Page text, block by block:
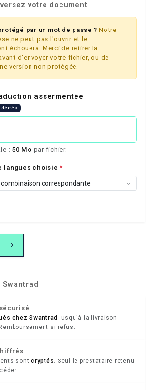
votre document
par un mot de passe ? Notre
ne peut pas l'ouvrir et le
échouera. Merci de retirer la
d'envoyer votre fichier, ou de
version non protégée.
assermentée
: 50 Mo par fichier.
langues choisie*
chez Swantrad jusqu'à la livraison
si refus.
sont cryptés. Seul le prestataire retenu